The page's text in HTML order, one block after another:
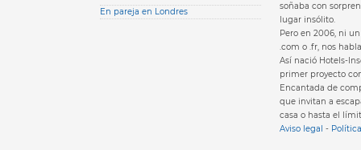
En pareja en Londres
soñaba con
lugar insólito.
Pero en 2006, ni
.com o .fr, nos
Así nació Hotels-
primer proyecto
Encantada de
que invitan a
casa o hasta el
Aviso legal -